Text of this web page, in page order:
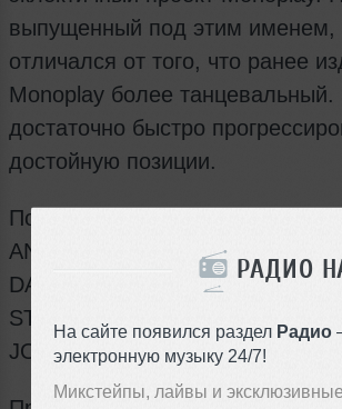
РАДИО
На сайте появился раздел Радио
электронную музыку 24/7!
Микстейпы, лайвы и
выпущенный под этим именем,
отличался от того, что ранее
Monoplay более танцевальный.
достаточно быстро
достойную позиции.
Подогревать атмосферу будут
ANTURAGE
DANIEL MAGRE
STAROVOYTOVA
JOHN CANDY